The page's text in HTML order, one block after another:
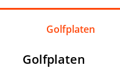
Golfplaten